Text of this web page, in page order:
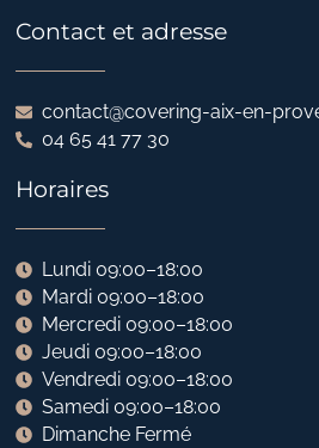
Contact et adresse
contact@covering-aix-en-
04 65 41 77 30
Horaires
Lundi 09:00–18:00
Mardi 09:00–18:00
Mercredi 09:00–18:00
Jeudi 09:00–18:00
Vendredi 09:00–18:00
Samedi 09:00–18:00
Dimanche Fermé